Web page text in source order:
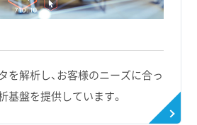
を解析し、お客様のニーズに合っ
基盤を提供しています。